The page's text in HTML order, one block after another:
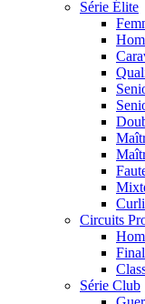
Série Élite
Circuits
Série Club